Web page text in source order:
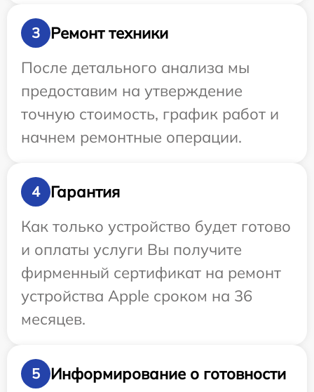
3
Ремонт техники
После детального анализа мы
предоставим на утверждение
точную стоимость, график работ и
начнем ремонтные операции.
4
Гарантия
Как только устройство будет готово
и оплаты услуги Вы получите
фирменный сертификат на ремонт
устройства Apple сроком на 36
месяцев.
5 Информирование о готовности